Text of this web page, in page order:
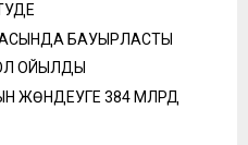
БАУЫРЛАСТЫҚ
ҚОЙЫЛДЫ
ЖӨНДЕУГЕ 384 МЛРД